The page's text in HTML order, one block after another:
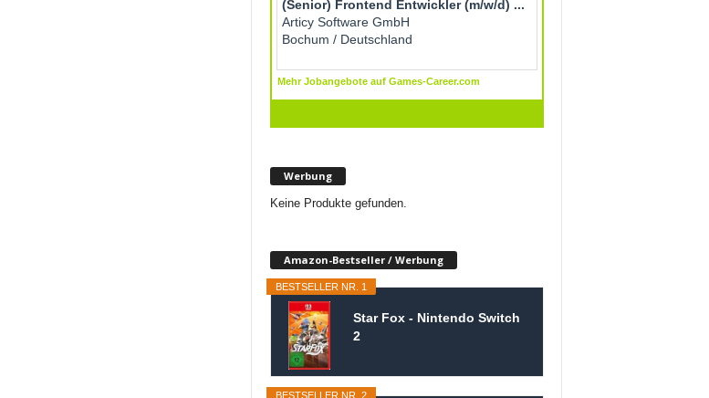
Werbung
Keine Produkte gefunden.
Amazon-Bestseller / Werbung
BESTSELLER NR. 1
Star Fox - Nintendo Switch
2
BESTSELLER NR. 2